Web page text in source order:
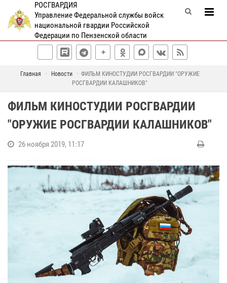
РОСГВАРДИЯ
Управление Федеральной службы войск
национальной гвардии Российской
Федерации по Пензенской области
Главная Новости
ФИЛЬМ КИНОСТУДИИ РОСГВАРДИИ "ОРУЖИЕ
РОСГВАРДИИ КАЛАШНИКОВ"
ФИЛЬМ КИНОСТУДИИ РОСГВАРДИИ
"ОРУЖИЕ РОСГВАРДИИ КАЛАШНИКОВ"
26 ноября 2019, 11:17